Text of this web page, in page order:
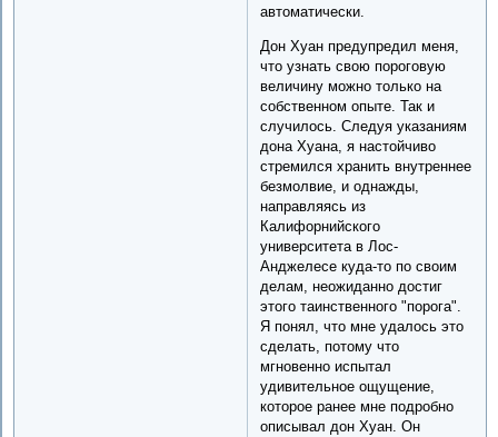
автоматически.
Дон Хуан предупредил меня,
что узнать свою пороговую
величину можно только на
собственном опыте. Так и
случилось. Следуя указаниям
дона Хуана, я настойчиво
стремился хранить внутреннее
безмолвие, и однажды,
направляясь из
Калифорнийского
университета в Лос-
Анджелесе куда-то по своим
делам, неожиданно достиг
этого таинственного "порога".
Я понял, что мне удалось это
сделать, потому что
мгновенно испытал
удивительное ощущение,
которое ранее мне подробно
описывал дон Хуан. Он